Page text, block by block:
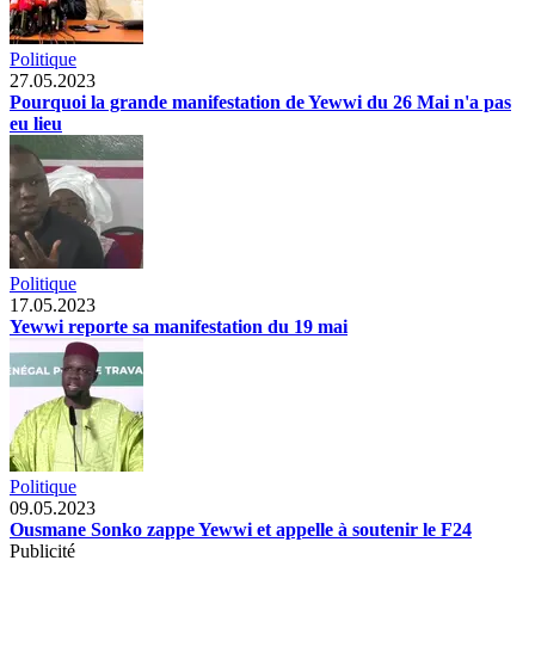
Politique
27.05.2023
Pourquoi la grande manifestation de Yewwi du 26 Mai n'a pas
eu lieu
Politique
17.05.2023
Yewwi reporte sa manifestation du 19 mai
Politique
09.05.2023
Ousmane Sonko zappe Yewwi et appelle à soutenir le F24
Publicité